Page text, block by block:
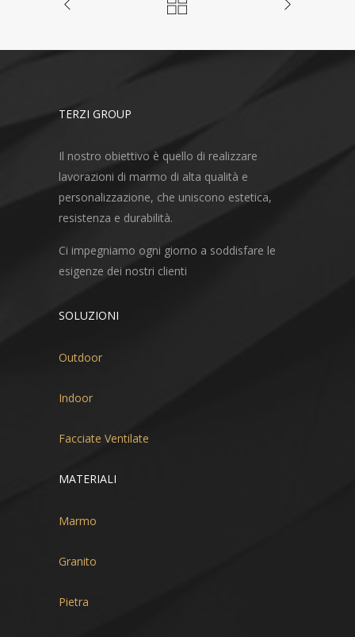
TERZI GROUP
Il nostro obiettivo è quello di realizzare
lavorazioni di marmo di alta qualità e
personalizzazione, che uniscono estetica,
resistenza e durabilità.
Ci impegniamo ogni giorno a soddisfare le
esigenze dei nostri clienti
SOLUZIONI
Outdoor
Indoor
Facciate Ventilate
MATERIALI
Marmo
Granito
Pietra